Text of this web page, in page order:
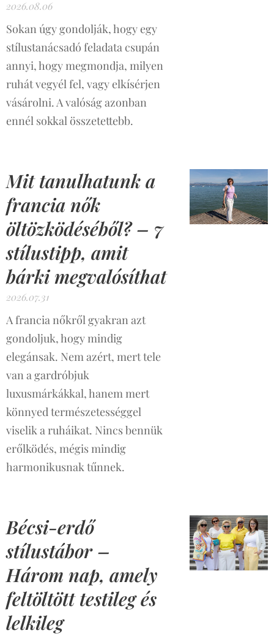
2026.08.06
Sokan úgy gondolják, hogy egy
stílustanácsadó feladata csupán
annyi, hogy megmondja, milyen
ruhát vegyél fel, vagy elkísérjen
vásárolni. A valóság azonban
ennél sokkal összetettebb.
Mit tanulhatunk a
francia nők
öltözködéséből? – 7
stílustipp, amit
bárki megvalósíthat
2026.07.31
A francia nőkről gyakran azt
gondoljuk, hogy mindig
elegánsak. Nem azért, mert tele
van a gardróbjuk
luxusmárkákkal, hanem mert
könnyed természetességgel
viselik a ruháikat. Nincs bennük
erőlködés, mégis mindig
harmonikusnak tűnnek.
Bécsi-erdő
stílustábor –
Három nap, amely
feltöltött testileg és
lelkileg